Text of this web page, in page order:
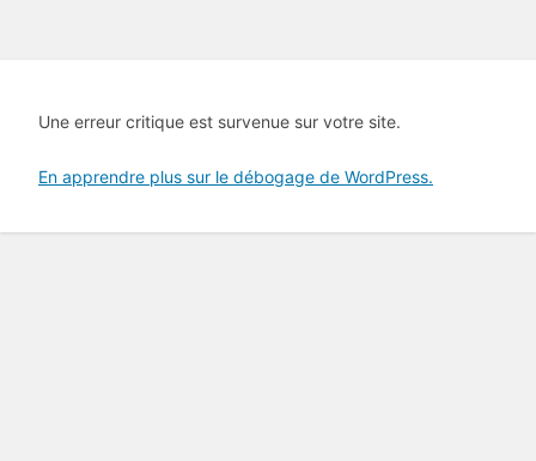
Une erreur critique est survenue sur votre site.
En apprendre plus sur le débogage de WordPress.